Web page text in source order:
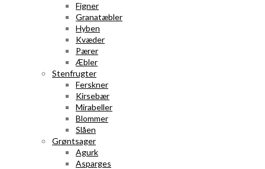
Figner
Granatæbler
Hyben
Kvæder
Pærer
Æbler
Stenfrugter
Ferskner
Kirsebær
Mirabeller
Blommer
Slåen
Grøntsager
Agurk
Asparges